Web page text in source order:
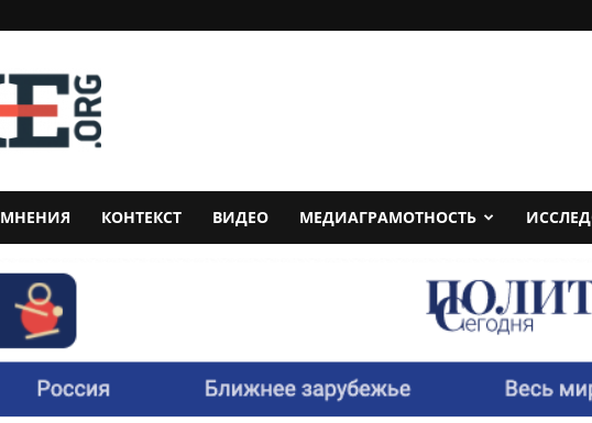
МНЕНИЯ КОНТЕКСТ ВИДЕО МЕДИАГРАМОТНОСТЬ